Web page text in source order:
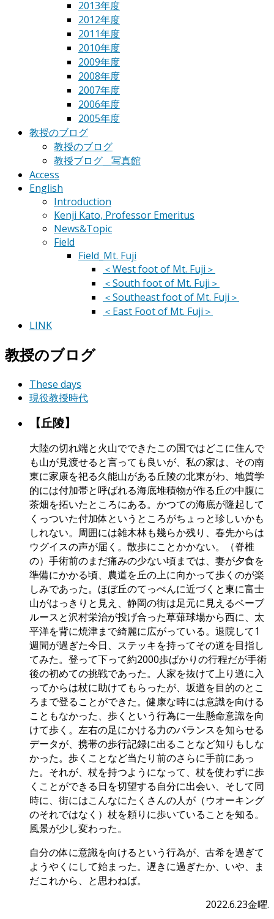
2013年度
2012年度
2011年度
2010年度
2009年度
2008年度
2007年度
2006年度
2005年度
教授のブログ
教授のブログ
教授ブログ__写真館
Access
English
Introduction
Kenji Kato, Professor Emeritus
News&Topic
Field
Field_Mt. Fuji
＜West foot of Mt. Fuji＞
＜South foot of Mt. Fuji＞
＜Southeast foot of Mt. Fuji＞
＜East Foot of Mt. Fuji＞
LINK
教授のブログ
These days
現役教授時代
【丘陵】
大陸の切れ端と火山でできたこの国ではどこに住んで
も山が見渡せると言っても良いが、私の家は、その南
東に家康を祀る久能山がある丘陵の北東がわ、地質学
的には付加帯と呼ばれる海底堆積物が作る丘の中腹に
茶畑を拓いたところにある。かつての海底が隆起して
くっついた付加体というところがちょっと珍しいかも
しれない。周囲には雑木林も幾らか残り、春先からは
ウグイスの声が届く。散歩にことかかない。（脊椎
の）手術前のまだ痛みの少ない頃までは、妻が夕食を
準備にかかる頃、農道を丘の上に向かって歩くのが楽
しみであった。ほぼ丘のてっぺんに近づくと東に富士
山がはっきりと見え、静岡の街は足元に見えるベーブ
ルースと沢村栄治が投げ合った草薙球場から西に、太
平洋を背に焼津まで綺麗に広がっている。退院して1
週間が過ぎた今日、ステッキを持ってその道を目指し
てみた。登って下って約2000歩ばかりの行程だが手術
後の初めての挑戦であった。人家を抜けて上り道に入
ってからは杖に助けてもらったが、坂道を目的のとこ
ろまで登ることができた。健康な時には意識を向ける
こともなかった、歩くという行為に一生懸命意識を向
けて歩く。左右の足にかける力のバランスを知らせる
データが、携帯の歩行記録に出ることなど知りもしな
かった。歩くことなど当たり前のさらに手前にあっ
た。それが、杖を持つようになって、杖を使わずに歩
くことができる日を切望する自分に出会い、そして同
時に、街にはこんなにたくさんの人が（ウオーキング
のそれではなく）杖を頼りに歩いていることを知る。
風景が少し変わった。
自分の体に意識を向けるという行為が、古希を過ぎて
ようやくにして始まった。遅きに過ぎたか、いや、ま
だこれから、と思わねば。
2022.6.23金曜.